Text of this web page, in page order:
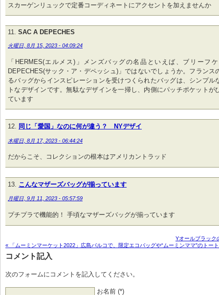
スカーゲンリュックで定番コーディネートにアクセントを加えませんか
SAC A DEPECHES
火曜日, 8月 15, 2023 - 04:09:24
「HERMES(エルメス)」メンズバッグの名品といえば、ブリーフ
DEPECHES(サック・ア・デペッシュ)」ではないでしょうか。フランス
るバッグからインスピレーションを受けつくられたバッグは、シンプル
トなデザインです。無駄なデザインを一掃し、内側にパッチポケットが
ています
同じ「愛国」なのに何が違う？ NYデザイ
木曜日, 8月 17, 2023 - 06:44:24
だからこそ、コレクションの根本はアメリカントラッド
こんなマザーズバッグが揃っています
月曜日, 9月 11, 2023 - 05:57:59
プチプラで機能的！ 手頃なマザーズバッグが揃っています
Yオールブラック
« 「ムーミンマーケット2022」広島パルコで、限定エコバッグや“ムーミンママ"のトート
コメント記入
次のフォームにコメントを記入してください。
お名前 (*)